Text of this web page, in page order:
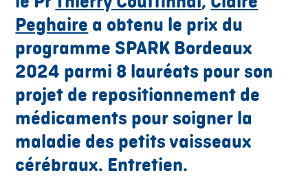
Peghaire a obtenu le prix du
programme SPARK Bordeaux
2024 parmi 8 lauréats pour son
projet de repositionnement de
médicaments pour soigner la
maladie des petits vaisseaux
cérébraux. Entretien.